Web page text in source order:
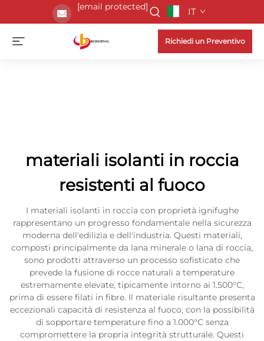
[email protected] IT
Richiedi un Preventivo
materiali isolanti in roccia
resistenti al fuoco
I materiali isolanti in roccia con proprietà ignifughe
rappresentano un progresso fondamentale nella sicurezza
moderna dell'edilizia e dell'industria. Questi materiali,
composti principalmente da lana minerale o lana di roccia,
sono prodotti attraverso un processo sofisticato che
prevede la fusione di rocce naturali a temperature
estremamente elevate, tipicamente intorno ai 1.500°C,
prima di essere filati in fibre. Il materiale risultante presenta
eccezionali capacità di resistenza al fuoco, con la possibilità
di sopportare temperature fino a 1.000°C senza
compromettere la propria integrità strutturale. Questi